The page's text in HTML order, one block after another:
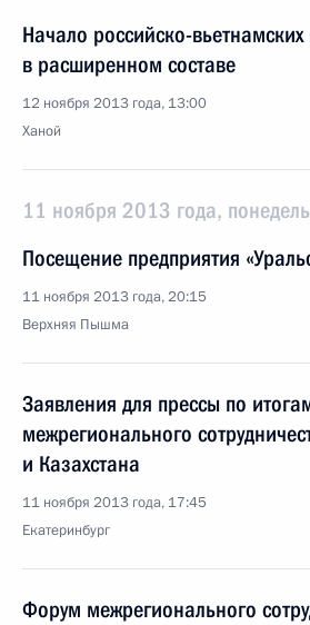
Начало российско-
в расширенном составе
12 ноября 2013 года, 13:00
Ханой
11 ноября 2013 года,
Посещение предприятия
11 ноября 2013 года, 20:15
Верхняя Пышма
Заявления для прессы по
межрегионального
и Казахстана
11 ноября 2013 года, 17:45
Екатеринбург
Форум межрегионального